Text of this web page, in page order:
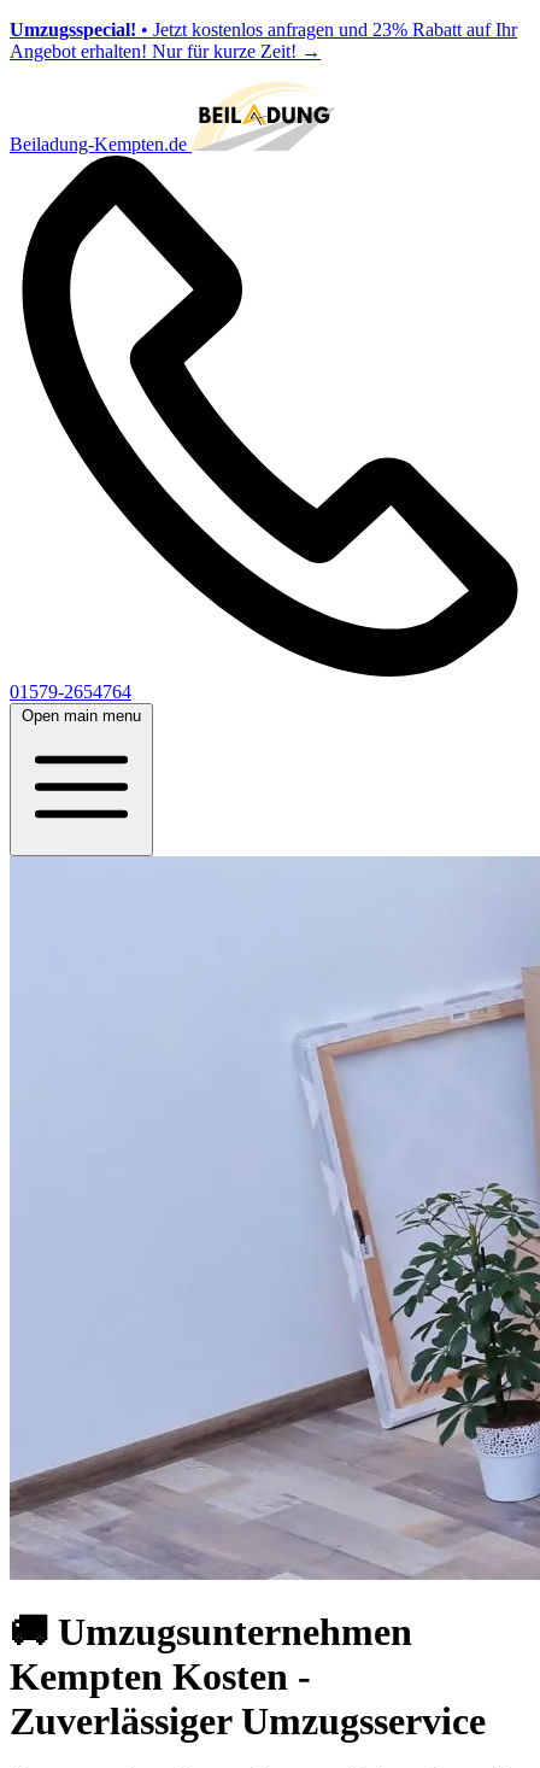
Umzugsspecial! • Jetzt kostenlos anfragen und 23% Rabatt auf Ihr
Angebot erhalten! Nur für kurze Zeit! →
Beiladung-Kempten.de
01579-2654764
Open main menu
🚚 Umzugsunternehmen
Kempten Kosten -
Zuverlässiger Umzugsservice